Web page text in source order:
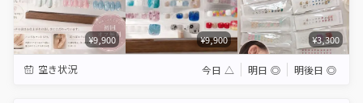
¥9,900 ¥9,900 ¥3,300
空き状況 今日 △ 明日 ◎ 明後日 ◎